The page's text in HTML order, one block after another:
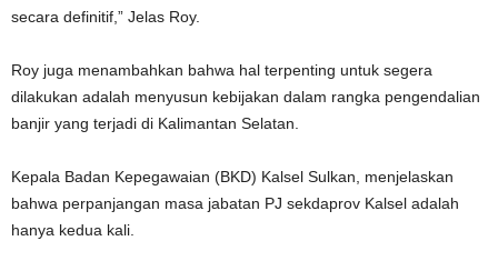
secara definitif,” Jelas Roy.
Roy juga menambahkan bahwa hal terpenting untuk segera
dilakukan adalah menyusun kebijakan dalam rangka pengendalian
banjir yang terjadi di Kalimantan Selatan.
Kepala Badan Kepegawaian (BKD) Kalsel Sulkan, menjelaskan
bahwa perpanjangan masa jabatan PJ sekdaprov Kalsel adalah
hanya kedua kali.